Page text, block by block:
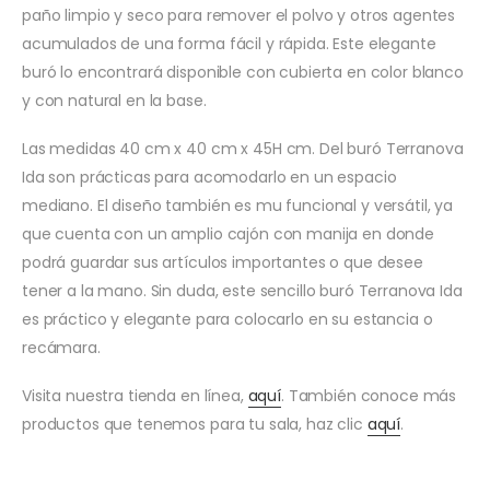
paño limpio y seco para remover el polvo y otros agentes
acumulados de una forma fácil y rápida. Este elegante
buró lo encontrará disponible con cubierta en color blanco
y con natural en la base.
Las medidas 40 cm x 40 cm x 45H cm. Del buró Terranova
Ida son prácticas para acomodarlo en un espacio
mediano. El diseño también es mu funcional y versátil, ya
que cuenta con un amplio cajón con manija en donde
podrá guardar sus artículos importantes o que desee
tener a la mano. Sin duda, este sencillo buró Terranova Ida
es práctico y elegante para colocarlo en su estancia o
recámara.
Visita nuestra tienda en línea, aquí. También conoce más
productos que tenemos para tu sala, haz clic aquí.